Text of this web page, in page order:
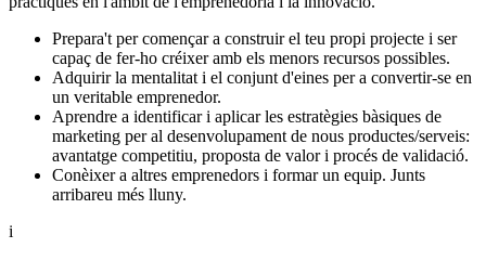
Prepara't per començar a construir el teu propi projecte i ser
capaç de fer-ho créixer amb els menors recursos possibles.
Adquirir la mentalitat i el conjunt d'eines per a convertir-se en
un veritable emprenedor.
Aprendre a identificar i aplicar les estratègies bàsiques de
marketing per al desenvolupament de nous productes/serveis:
avantatge competitiu, proposta de valor i procés de validació.
Conèixer a altres emprenedors i formar un equip. Junts
arribareu més lluny.
i